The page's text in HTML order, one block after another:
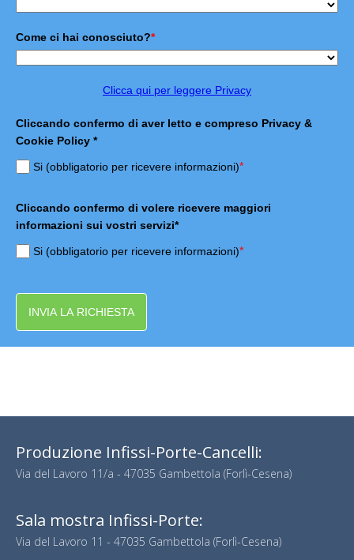
Come ci hai conosciuto?*
Clicca qui per leggere Privacy
Cliccando confermo di aver letto e compreso Privacy &
Cookie Policy *
Si (obbligatorio per ricevere informazioni)*
Cliccando confermo di volere ricevere maggiori
informazioni sui vostri servizi*
Si (obbligatorio per ricevere informazioni)*
INVIA LA RICHIESTA
Produzione Infissi-Porte-Cancelli:
Via del Lavoro 11/a - 47035 Gambettola (Forlì-Cesena)
Sala mostra Infissi-Porte:
Via del Lavoro 11 - 47035 Gambettola (Forlì-Cesena)